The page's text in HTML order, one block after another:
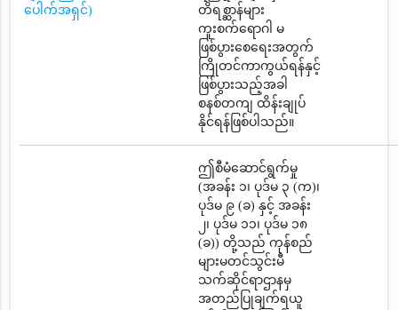
ပေါက်အရှင်)
တိရစ္ဆာန်များ
ကူးစက်ရောဂါ မ
ဖြစ်ပွားစေရေးအတွက်
ကြိုတင်ကာကွယ်ရန်နှင့်
ဖြစ်ပွားသည့်အခါ
စနစ်တကျ ထိန်းချုပ်
နိုင်ရန်ဖြစ်ပါသည်။
ဤစီမံဆောင်ရွက်မှု
(အခန်း ၁၊ ပုဒ်မ ၃ (က)၊
ပုဒ်မ ၉ (ခ) နှင့် အခန်း
၂၊ ပုဒ်မ ၁၁၊ ပုဒ်မ ၁၈
(ခ)) တို့သည် ကုန်စည်
များမတင်သွင်းမီ
သက်ဆိုင်ရာဌာနမှ
အတည်ပြုချက်ရယူ